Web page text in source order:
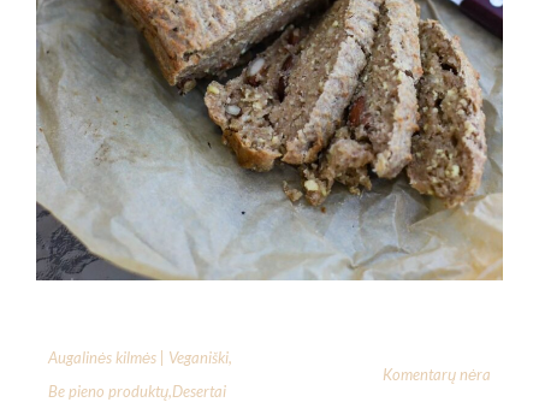
Augalinės kilmės | Veganiški,
Be pieno produktų,Desertai
Komentarų nėra